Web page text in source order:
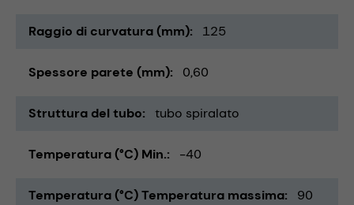
Raggio di curvatura (mm) 125
Spessore parete (mm) 0,60
Struttura del tubo tubo spiralato
Temperatura (°C) Min. -40
Temperatura (°C) Temperatura massima 90